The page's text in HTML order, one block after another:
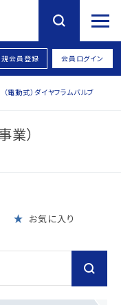
会員登録 会員ログイン
（電動式）ダイヤフラムバルブ
業）
お気に入り